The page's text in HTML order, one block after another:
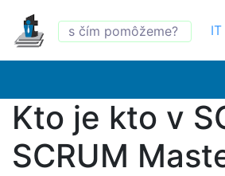
Kto je kto v
SCRUM